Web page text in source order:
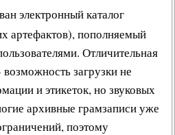
электронный каталог
артефактов), пополняемый
Отличительная
загрузки не
и этикеток, но звуковых
архивные грамзаписи уже
поэтому